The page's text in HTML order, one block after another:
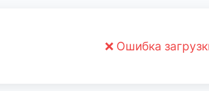
❌ Ошибка